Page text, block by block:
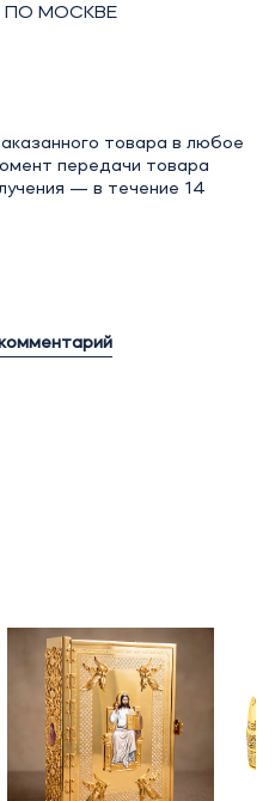
ПО МОСКВЕ
товара в любое
передачи товара
— в течение 14